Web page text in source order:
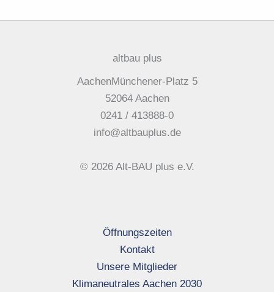
altbau plus
AachenMünchener-Platz 5
52064 Aachen
0241 / 413888-0
info@altbauplus.de
© 2026 Alt-BAU plus e.V.
Öffnungszeiten
Kontakt
Unsere Mitglieder
Klimaneutrales Aachen 2030